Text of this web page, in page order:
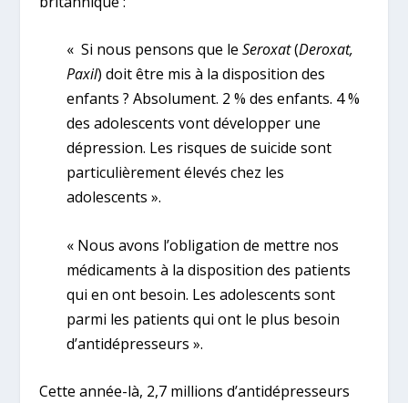
« Si nous pensons que le Seroxat(Deroxat,
Paxil) doit être mis à la disposition des
enfants ? Absolument. 2 % des enfants. 4 %
des adolescents vont développer une
dépression. Les risques de suicide sont
particulièrement élevés chez les
adolescents ».
« Nous avons l’obligation de mettre nos
médicaments à la disposition des patients
qui en ont besoin. Les adolescents sont
parmi les patients qui ont le plus besoin
d’antidépresseurs ».
Cette année-là, 2,7 millions d’antidépresseurs